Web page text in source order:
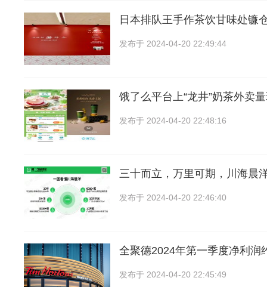
日本排队王手作茶饮甘味处镰
发布于 2024-04-20 22:49:44
饿了么平台上“龙井”奶茶外卖
发布于 2024-04-20 22:48:16
三十而立，万里可期，川海晨
发布于 2024-04-20 22:46:40
全聚德2024年第一季度净利润
发布于 2024-04-20 22:45:49